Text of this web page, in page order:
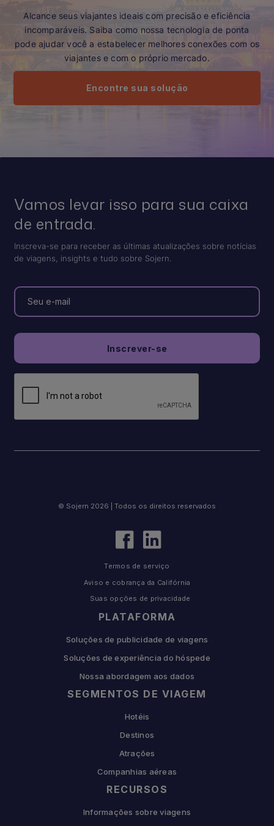
Alcance seus viajantes ideais com precisão e eficiência
incomparáveis. Saiba como nossa tecnologia de ponta
pode ajudar você a estabelecer melhores conexões com os
viajantes e com o próprio mercado.
Encontre sua solução
Vamos levar isso para sua caixa
de entrada.
Inscreva-se para receber as últimas atualizações sobre notícias
de viagens, insights e tudo sobre Sojern.
PLATAFORMA
Soluções de publicidade de viagens
Soluções de experiência do hóspede
Nossa abordagem aos dados
SEGMENTOS DE VIAGEM
Hotéis
Destinos
Atrações
Companhias aéreas
RECURSOS
Informações sobre viagens
© Sojern 2026 | Todos os direitos reservados
Termos de serviço
Aviso e cobrança da Califórnia
Suas opções de privacidade